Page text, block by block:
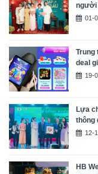
người
01-
Trung
deal
19-
Lựa
thông
12-
HB